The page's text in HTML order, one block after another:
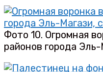
Фото 10. Огромная
районов города